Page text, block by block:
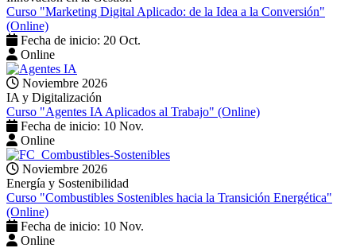
Curso "Marketing Digital Aplicado: de la Idea a la Conversión"
(Online)
Fecha de inicio: 20 Oct.
Online
Noviembre 2026
IA y Digitalización
Curso "Agentes IA Aplicados al Trabajo" (Online)
Fecha de inicio: 10 Nov.
Online
Noviembre 2026
Energía y Sostenibilidad
Curso "Combustibles Sostenibles hacia la Transición Energética"
(Online)
Fecha de inicio: 10 Nov.
Online